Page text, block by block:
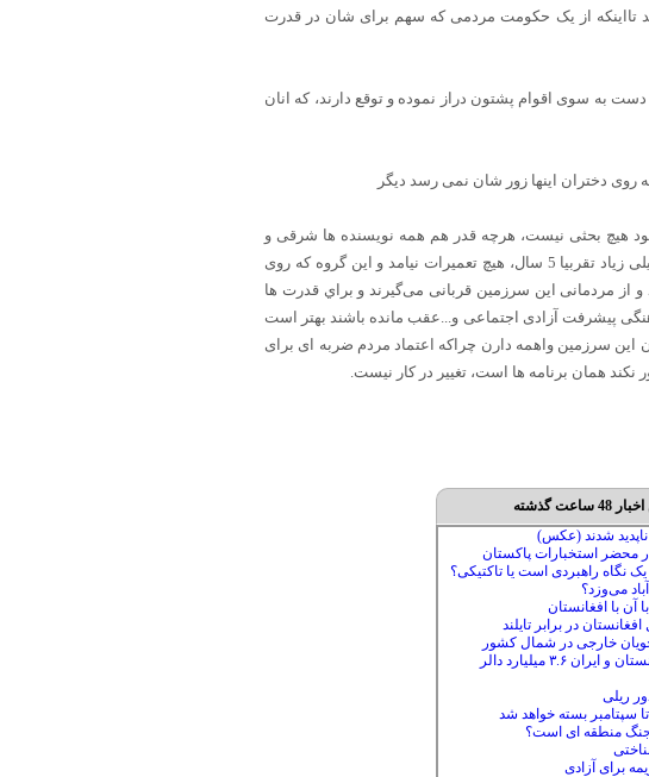
تااینکه از یک حکومت مردمی که سهم برای شان در قدرت
به سوی اقوام پشتون دراز نموده و توقع دارند، که انان
روی دختران اینها زور شان نمی رسد دیگر
هيچ بحثی نيست، هرچه قدر هم همه نویسنده ها شرقی و
غربی داد بزنند، هيچ چيزی تغییر نمی کند و همه ی میدیا ها فیس‌بوک، انستاگرا و... پر از حرفها است مدتی خیلی زیاد تقربیا 5 سال، هيچ تعمیرات نیامد و اين گروه که روی
مردمانی اين سرزمين قربانی می‌گیرند و براي قدرت ها
پیشرفت آزادی اجتماعی و...عقب‌ مانده باشند بهتر است
اين سرزمين واهمه دارن چراکه اعتماد مردم ضربه‌ ای برای
همان برنامه ها است‌، تغییر در کار نیست.
ساعت گذشته